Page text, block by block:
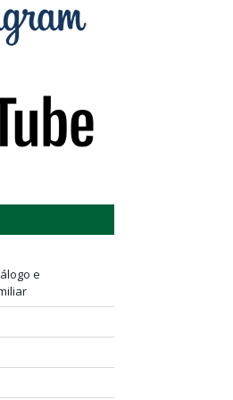
e